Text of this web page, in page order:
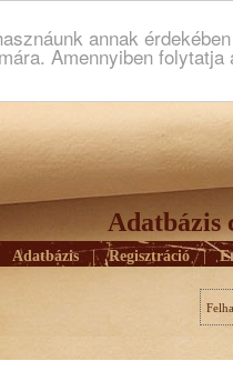
annak
Amennyiben
Adatbázis
Adatbázis | Regisztráció |